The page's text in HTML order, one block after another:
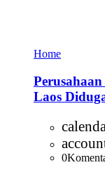
Home
Laos
0